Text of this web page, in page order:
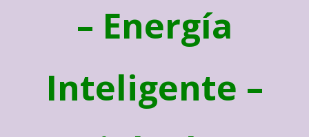
– Energía
Inteligente –